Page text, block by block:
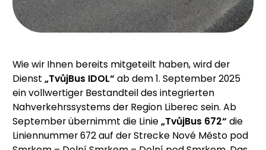
Wie wir Ihnen bereits mitgeteilt haben, wird der
Dienst „TvůjBus IDOL“ ab dem 1. September 2025
ein vollwertiger Bestandteil des integrierten
Nahverkehrssystems der Region Liberec sein. Ab
September übernimmt die Linie„TvůjBus 672“ die
Liniennummer 672 auf der Strecke Nové Město pod